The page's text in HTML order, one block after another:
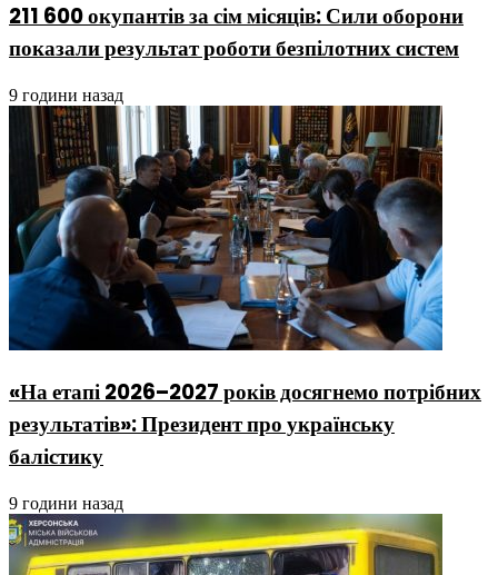
211 600 окупантів за сім місяців: Сили оборони
показали результат роботи безпілотних систем
9 години назад
«На етапі 2026–2027 років досягнемо потрібних
результатів»: Президент про українську
балістику
9 години назад